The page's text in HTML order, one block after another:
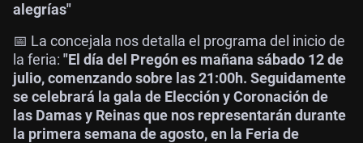
alegrías"
📅 La concejala nos detalla el programa del inicio de
la feria: "El día del Pregón es mañana sábado 12 de
julio, comenzando sobre las 21:00h. Seguidamente
se celebrará la gala de Elección y Coronación de
las Damas y Reinas que nos representarán durante
la primera semana de agosto, en la Feria de